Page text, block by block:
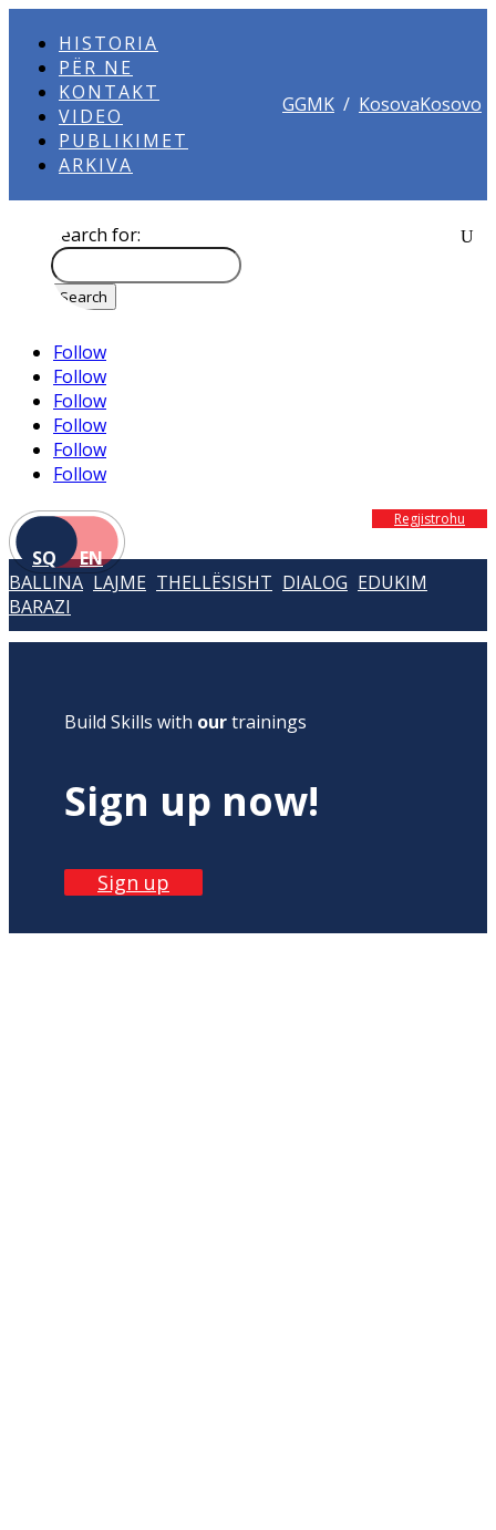
HISTORIA
PËR NE
KONTAKT
VIDEO
PUBLIKIMET
ARKIVA
GGMK / KosovaKosovo
Search for:
Follow
Follow
Follow
Follow
Follow
Follow
SQ EN
Regjistrohu
BALLINA LAJME THELLËSISHT DIALOG EDUKIM
BARAZI
Build Skills with ourtrainings
Sign up now!
Sign up